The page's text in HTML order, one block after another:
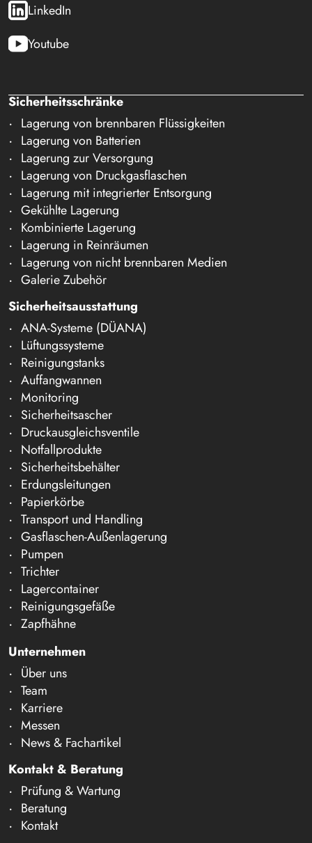
LinkedIn
Youtube
Sicherheitsschränke
Lagerung von brennbaren Flüssigkeiten
Lagerung von Batterien
Lagerung zur Versorgung
Lagerung von Druckgasflaschen
Lagerung mit integrierter Entsorgung
Gekühlte Lagerung
Kombinierte Lagerung
Lagerung in Reinräumen
Lagerung von nicht brennbaren Medien
Galerie Zubehör
Sicherheitsausstattung
ANA-Systeme (DÜANA)
Lüftungssysteme
Reinigungstanks
Auffangwannen
Monitoring
Sicherheitsascher
Druckausgleichsventile
Notfallprodukte
Sicherheitsbehälter
Erdungsleitungen
Papierkörbe
Transport und Handling
Gasflaschen-Außenlagerung
Pumpen
Trichter
Lagercontainer
Reinigungsgefäße
Zapfhähne
Unternehmen
Über uns
Team
Karriere
Messen
News & Fachartikel
Kontakt & Beratung
Prüfung & Wartung
Beratung
Kontakt